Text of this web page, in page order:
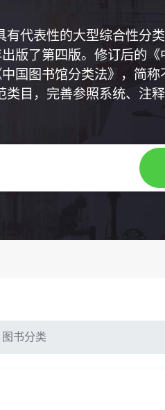
代表性的大型综合性分
版了第四版。修订后的《
国图书馆分类法》，简称
目，完善参照系统、注
图书分类